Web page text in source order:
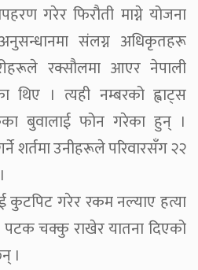
गरेर फिरौती माग्ने योजना
संलग्न अधिकृतहरू
रक्सौलमा आएर नेपाली
थिए । त्यही नम्बरको ह्वाट्स
बुवालाई फोन गरेका हुन् ।
शर्तमा उनीहरूले परिवारसँग २२
गरेर रकम नल्याए हत्या
पटक चक्कु राखेर यातना दिएको
।